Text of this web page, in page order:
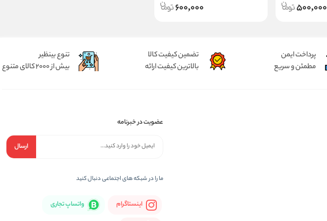
500,000
600,000
پرداخت ایمن
مطمئن و سریع
تضمین کیفیت کالا
بالاترین کیفیت ارائه
تنوع بینظیر
بیش از 2000 کالای متنوع
عضویت در خبرنامه
ارسال
ما را در شبكه های اجتماعی دنبال کنید
اینستاگرام واتساپ تجاری